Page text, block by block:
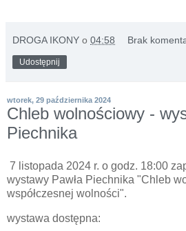
DROGA IKONY o 04:58 Brak
Udostępnij
wtorek, 29 października 2024
Chleb wolnościowy -
Piechnika
7 listopada 2024 r. o godz. 18:00
wystawy Pawła Piechnika "Chleb
współczesnej wolności".
wystawa dostępna: